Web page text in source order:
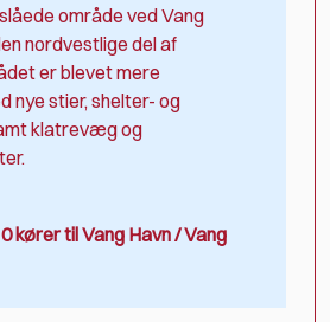
område ved Vang
nordvestlige del af
er blevet mere
nye stier, shelter- og
klatrevæg og
kører til Vang Havn / Vang